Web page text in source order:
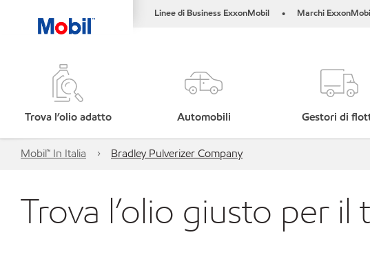
Linee di Business ExxonMobil • Marchi
Trova l’olio adatto Automobili Gestori di
Mobil™ In Italia Bradley Pulverizer Company
Trova l’olio giusto per